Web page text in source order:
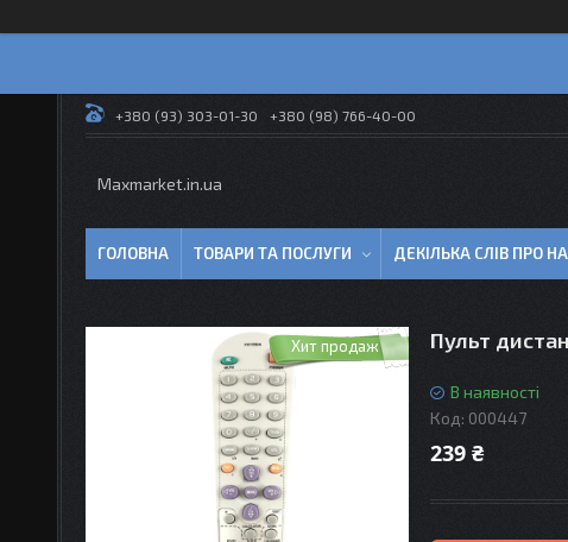
+380 (93) 303-01-30 +380 (98) 766-40-00
Maxmarket.in.ua
ГОЛОВНА ТОВАРИ ТА ПОСЛУГИ ДЕКІЛЬКА СЛІВ ПРО
Хит продаж Пульт
В наявності
Код: 000447
239 ₴